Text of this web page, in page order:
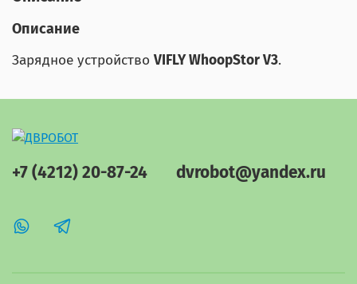
Описание
Зарядное устройство VIFLY WhoopStor V3.
+7 (4212) 20-87-24 dvrobot@yandex.ru